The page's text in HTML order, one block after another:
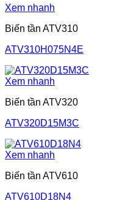
Xem nhanh
Biến tần ATV310
ATV310H075N4E
Xem nhanh
Biến tần ATV320
ATV320D15M3C
Xem nhanh
Biến tần ATV610
ATV610D18N4